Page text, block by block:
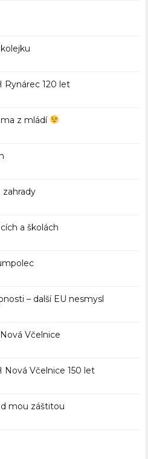
Rynárec 120 let
z mládí
zahrady
a školách
– další EU nesmysl
Včelnice
Nová Včelnice 150 let
mou záštitou